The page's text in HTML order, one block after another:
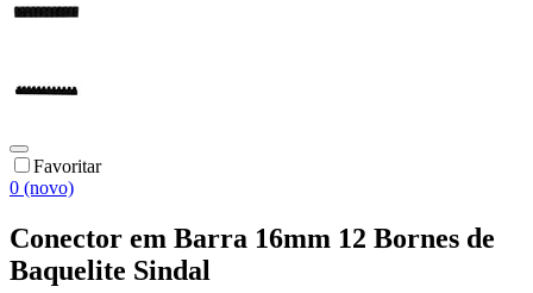
Favoritar
0 (novo)
Conector em Barra 16mm 12 Bornes de
Baquelite Sindal